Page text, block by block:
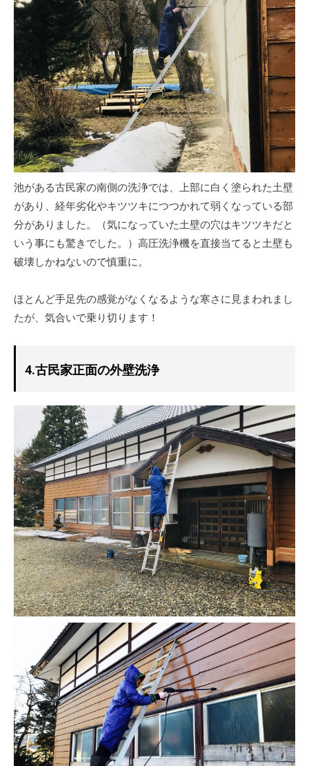
池がある古民家の南側の洗浄では、上部に白く塗られた土壁
があり、経年劣化やキツツキにつつかれて弱くなっている部
分がありました。（気になっていた土壁の穴はキツツキだと
いう事にも驚きでした。）高圧洗浄機を直接当てると土壁も
破壊しかねないので慎重に。
ほとんど手足先の感覚がなくなるような寒さに見まわれまし
たが、気合いで乗り切ります！
4.古民家正面の外壁洗浄